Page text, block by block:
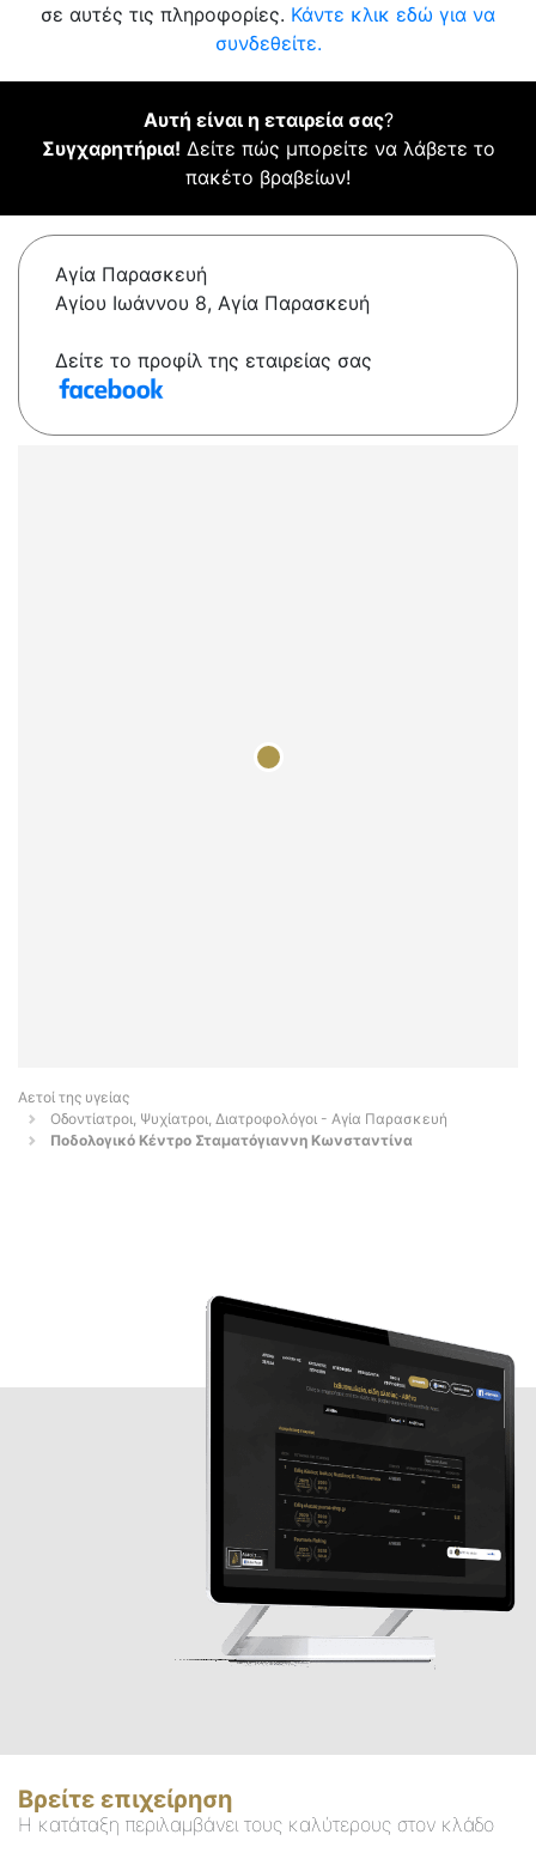
σε αυτές τις πληροφορίες. Κάντε κλικ εδώ για να
συνδεθείτε.
Αυτή είναι η εταιρεία σας?
Συγχαρητήρια! Δείτε πώς μπορείτε να λάβετε το
πακέτο βραβείων!
Αγία Παρασκευή
Αγίου Ιωάννου 8, Αγία Παρασκευή
Δείτε το προφίλ της εταιρείας σας
Αετοί της υγείας
Οδοντίατροι, Ψυχίατροι, Διατροφολόγοι - Αγία Παρασκευή
Ποδολογικό Κέντρο Σταματόγιαννη Κωνσταντίνα
Βρείτε επιχείρηση
Η κατάταξη περιλαμβάνει τους καλύτερους στον κλάδο